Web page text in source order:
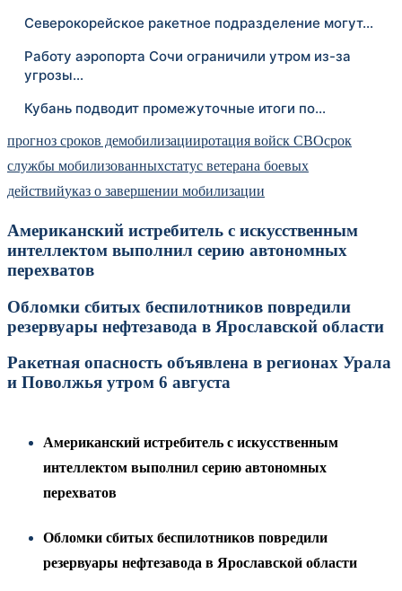
Северокорейское ракетное подразделение могут…
Работу аэропорта Сочи ограничили утром из-за
угрозы…
Кубань подводит промежуточные итоги по…
прогноз сроков демобилизацииротация войск СВОсрок
службы мобилизованныхстатус ветерана боевых
действийуказ о завершении мобилизации
Американский истребитель с искусственным
интеллектом выполнил серию автономных
перехватов
Обломки сбитых беспилотников повредили
резервуары нефтезавода в Ярославской области
Ракетная опасность объявлена в регионах Урала
и Поволжья утром 6 августа
Американский истребитель с искусственным
интеллектом выполнил серию автономных
перехватов
Обломки сбитых беспилотников повредили
резервуары нефтезавода в Ярославской области